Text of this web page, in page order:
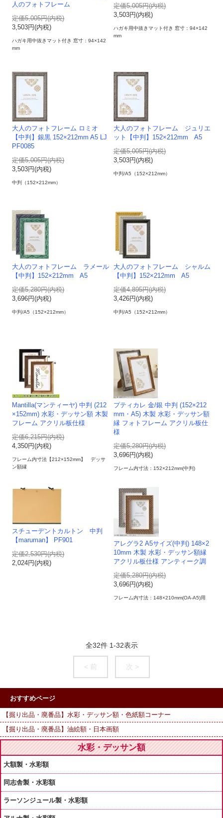
人のフォトフレーム
定価5,005円(内税)
3,503円(内税)
ハガキ用中抜きマット付き 窓寸：94×142
mm
定価5,005円(内税)
3,503円(内税)
ハガキ用中抜きマット付き 窓寸：94×142
mm
大人のフォトフレーム ロミオ
【中判】銀黒 152×212mm A5 LJ
PF0085
定価5,005円(内税)
3,503円(内税)
中判（152×212mm）
大人のフォトフレーム ジュリエ
ット【中判】152×212mm A5
定価5,005円(内税)
3,503円(内税)
中判/A5（152×212mm）
大人のフォトフレーム ラメール
【中判】152×212mm A5
定価5,280円(内税)
3,696円(内税)
中判/A5（152×212mm）
大人のフォトフレーム シャルム
【中判】152×212mm A5
定価4,895円(内税)
3,426円(内税)
中判/A5（152×212mm）
Mantilla(マンティーヤ) 中判 (212
×152mm) 水彩・デッサン額 木製
フレーム アクリル板仕様
定価6,215円(内税)
4,350円(内税)
フレーム内寸法【212×152mm】 デッサ
ン額縁
プティカレ 金/銀 中判 (152×212
mm・A5) 木製 水彩・デッサン額
縁 フォトフレーム アクリル板仕
様
定価5,280円(内税)
3,696円(内税)
フレーム内寸法：152×212mm(中判)
スチューデントカルトン 中判
【maruman】 PF901
定価2,530円(内税)
2,024円(内税)
アレグラ2 A5サイズ(中判) 148×2
10mm 木製 水彩・デッサン額縁
アクリル板仕様 アンティーク調
定価5,280円(内税)
3,696円(内税)
フレーム内寸法：148×210mm(OA-A5)用
全32件 1-32表示
< 前 次 >
おすすめページ
【掘り出品・廃番品】水彩・デッサン額・色紙額コーナー
【掘り出品・廃番品】油絵額・日本画額
水彩・デッサン額
大額製・水彩額
同志舎製・水彩額
ラーソンジュール製・水彩額